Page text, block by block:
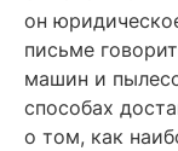
он
письме
машин и
способах
о том, как